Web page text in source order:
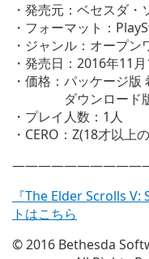
・発売元：ベセスダ・
・フォーマット：
・ジャンル：オープン
・発売日：2016年11
・価格：パッケージ
ダウンロード版
・プレイ人数：1人
・CERO：Z(18才以上
『The Elder Scrolls
トはこちら
© 2016 Bethesda